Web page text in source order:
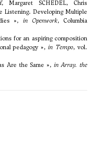
Margaret SCHEDEL, Chris
Listening. Developing Multiple
», in Openwork, Columbia
for an aspiring composition
pedagogy »,in Tempo, vol.
Are the Same », in Array. the